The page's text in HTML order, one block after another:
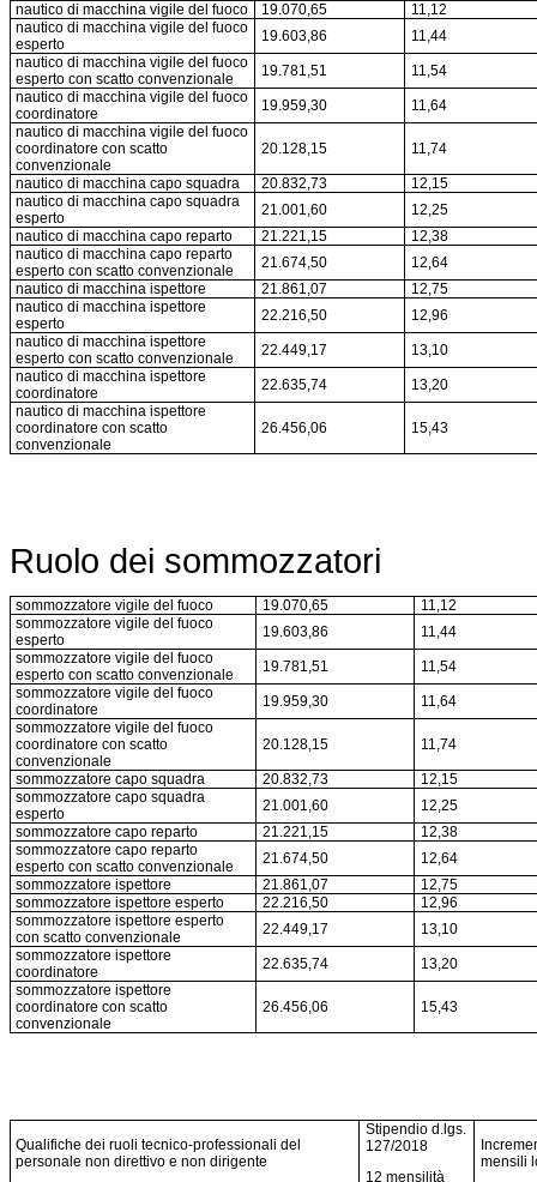
nautico di macchina vigile del fuoco 19.070,65
11,12
nautico di macchina vigile del fuoco
esperto
19.603,86
11,44
nautico di macchina vigile del fuoco
esperto con scatto convenzionale
19.781,51
11,54
nautico di macchina vigile del fuoco
coordinatore
19.959,30
11,64
nautico di macchina vigile del fuoco
coordinatore con scatto
convenzionale
20.128,15 11,74
nautico di macchina capo squadra 20.832,73
12,15
nautico di macchina capo squadra
esperto
21.001,60
12,25
nautico di macchina capo reparto
21.221,15
12,38
nautico di macchina capo reparto
esperto con scatto convenzionale
21.674,50
12,64
nautico di macchina ispettore
21.861,07
12,75
nautico di macchina ispettore
esperto
22.216,50
12,96
nautico di macchina ispettore
esperto con scatto convenzionale
22.449,17
13,10
nautico di macchina ispettore
coordinatore
22.635,74
13,20
nautico di macchina ispettore
coordinatore con scatto
convenzionale
26.456,06 15,43
Ruolo dei sommozzatori
sommozzatore vigile del fuoco 19.070,65
11,12
sommozzatore vigile del fuoco
esperto
19.603,86
11,44
sommozzatore vigile del fuoco
esperto con scatto convenzionale
19.781,51
11,54
sommozzatore vigile del fuoco
coordinatore
19.959,30
11,64
sommozzatore vigile del fuoco
coordinatore con scatto
convenzionale
20.128,15 11,74
sommozzatore capo squadra 20.832,73
12,15
sommozzatore capo squadra
esperto
21.001,60
12,25
sommozzatore capo reparto
21.221,15
12,38
sommozzatore capo reparto
esperto con scatto convenzionale
21.674,50
12,64
sommozzatore ispettore
21.861,07
12,75
sommozzatore ispettore esperto
22.216,50
12,96
sommozzatore ispettore esperto
con scatto convenzionale
22.449,17
13,10
sommozzatore ispettore
coordinatore
22.635,74
13,20
sommozzatore ispettore
coordinatore con scatto
convenzionale
26.456,06 15,43
Qualifiche dei ruoli tecnico-professionali del
personale non direttivo e non dirigente
Stipendio d.lgs.
127/2018
12 mensilità
mensili